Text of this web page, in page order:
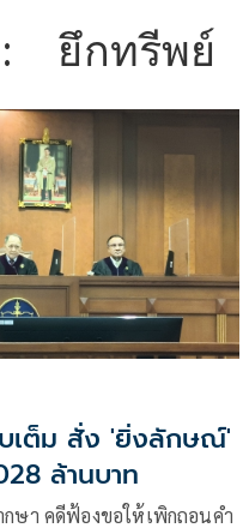
ยึกทรีพย์
เต็ม สั่ง 'ยิ่งลักษณ์'
ล้านบาท
ษา คดีฟ้องขอให้เพิกถอนคำ